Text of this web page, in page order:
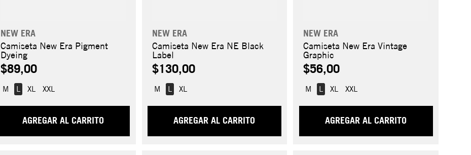
NEW ERA
Camiseta New Era Pigment
Dyeing
$89,00
L
M XL XXL
AGREGAR AL CARRITO
NEW ERA
Camiseta New Era NE Black
Label
$130,00
L
M XL
AGREGAR AL CARRITO
NEW ERA
Camiseta New Era Vintage
Graphic
$56,00
L
M XL XXL
AGREGAR AL CARRITO